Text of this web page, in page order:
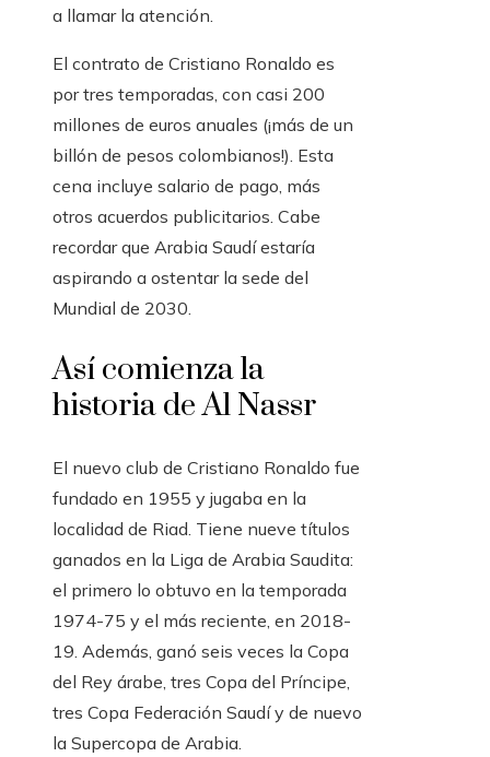
a llamar la atención.
El contrato de Cristiano Ronaldo es
por tres temporadas, con casi 200
millones de euros anuales (¡más de un
billón de pesos colombianos!). Esta
cena incluye salario de pago, más
otros acuerdos publicitarios. Cabe
recordar que Arabia Saudí estaría
aspirando a ostentar la sede del
Mundial de 2030.
Así comienza la
historia de Al Nassr
El nuevo club de Cristiano Ronaldo fue
fundado en 1955 y jugaba en la
localidad de Riad. Tiene nueve títulos
ganados en la Liga de Arabia Saudita:
el primero lo obtuvo en la temporada
1974-75 y el más reciente, en 2018-
19. Además, ganó seis veces la Copa
del Rey árabe, tres Copa del Príncipe,
tres Copa Federación Saudí y de nuevo
la Supercopa de Arabia.